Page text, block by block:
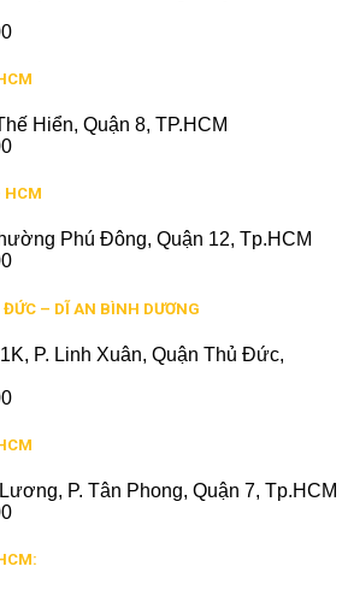
Hiển, Quận 8, TP.HCM
HCM
Phú Đông, Quận 12, Tp.HCM
– DĨ AN BÌNH DƯƠNG
P. Linh Xuân, Quận Thủ Đức,
P. Tân Phong, Quận 7, Tp.HCM